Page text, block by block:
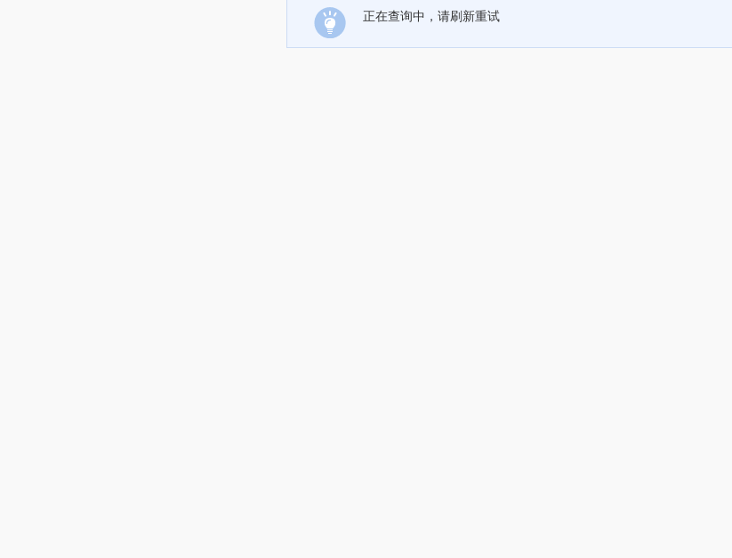
正在查询中，请刷新重试